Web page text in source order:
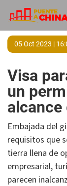
05 Oct 2023 |
Visa
un
alcance
Embajada del
requisitos que
tierra llena de
empresarial,
parecen